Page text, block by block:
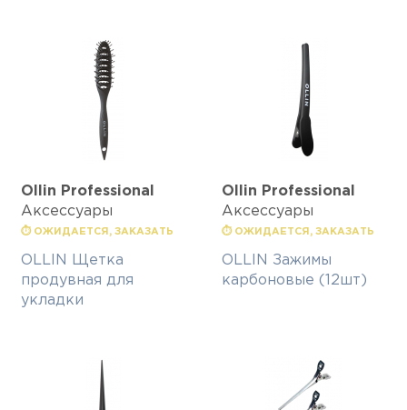
Ollin Professional
Аксессуары
⏱ ОЖИДАЕТСЯ, ЗАКАЗАТЬ
OLLIN Щетка
продувная для
укладки
Ollin Professional
Аксессуары
⏱ ОЖИДАЕТСЯ, ЗАКАЗАТЬ
OLLIN Зажимы
карбоновые (12шт)